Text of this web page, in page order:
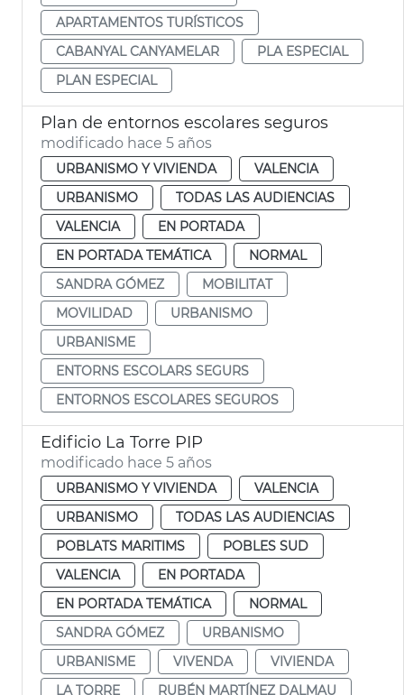
APARTAMENTOS TURÍSTICOS
CABANYAL CANYAMELAR
PLA ESPECIAL
PLAN ESPECIAL
Plan de entornos escolares seguros
modificado hace 5 años
URBANISMO Y VIVIENDA
VALENCIA
URBANISMO
TODAS LAS AUDIENCIAS
VALENCIA
EN PORTADA
EN PORTADA TEMÁTICA
NORMAL
SANDRA GÓMEZ
MOBILITAT
MOVILIDAD
URBANISMO
URBANISME
ENTORNS ESCOLARS SEGURS
ENTORNOS ESCOLARES SEGUROS
Edificio La Torre PIP
modificado hace 5 años
URBANISMO Y VIVIENDA
VALENCIA
URBANISMO
TODAS LAS AUDIENCIAS
POBLATS MARITIMS
POBLES SUD
VALENCIA
EN PORTADA
EN PORTADA TEMÁTICA
NORMAL
SANDRA GÓMEZ
URBANISMO
URBANISME
VIVENDA
VIVIENDA
LA TORRE
RUBÉN MARTÍNEZ DALMAU